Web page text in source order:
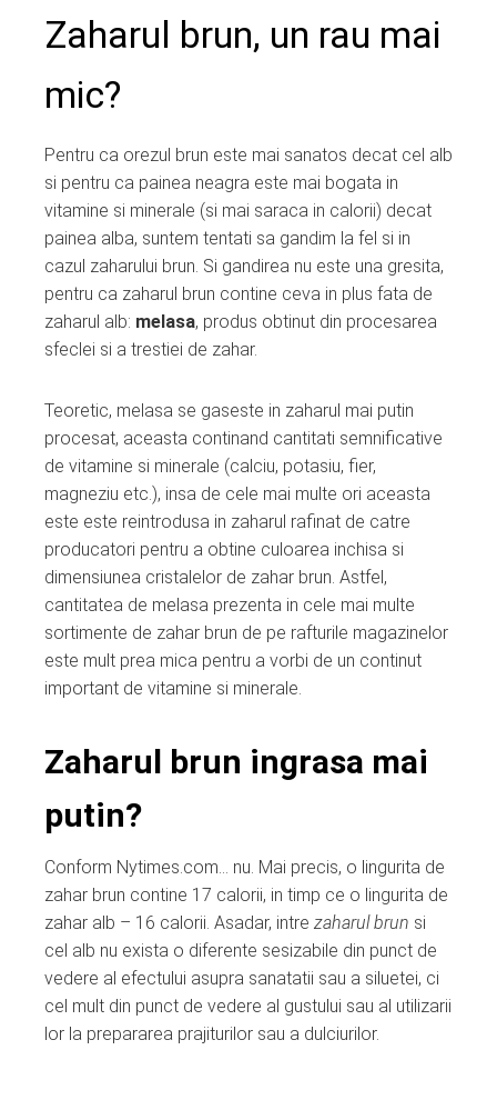
Zaharul brun, un rau mai
mic?
Pentru ca orezul brun este mai sanatos decat cel alb
si pentru ca painea neagra este mai bogata in
vitamine si minerale (si mai saraca in calorii) decat
painea alba, suntem tentati sa gandim la fel si in
cazul zaharului brun. Si gandirea nu este una gresita,
pentru ca zaharul brun contine ceva in plus fata de
zaharul alb: melasa, produs obtinut din procesarea
sfeclei si a trestiei de zahar.
Teoretic, melasa se gaseste in zaharul mai putin
procesat, aceasta continand cantitati semnificative
de vitamine si minerale (calciu, potasiu, fier,
magneziu etc.), insa de cele mai multe ori aceasta
este este reintrodusa in zaharul rafinat de catre
producatori pentru a obtine culoarea inchisa si
dimensiunea cristalelor de zahar brun. Astfel,
cantitatea de melasa prezenta in cele mai multe
sortimente de zahar brun de pe rafturile magazinelor
este mult prea mica pentru a vorbi de un continut
important de vitamine si minerale.
Zaharul brun ingrasa mai
putin?
Conform Nytimes.com… nu. Mai precis, o lingurita de
zahar brun contine 17 calorii, in timp ce o lingurita de
zahar alb – 16 calorii. Asadar, intre zaharul brun si
cel alb nu exista o diferente sesizabile din punct de
vedere al efectului asupra sanatatii sau a siluetei, ci
cel mult din punct de vedere al gustului sau al utilizarii
lor la prepararea prajiturilor sau a dulciurilor.